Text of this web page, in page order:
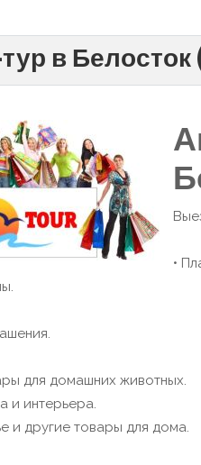
в Белосток
•
для домашних животных.
и интерьера.
и другие товары для дома.